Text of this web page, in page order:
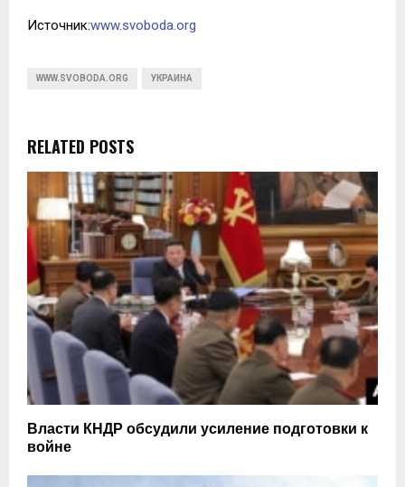
Источник:www.svoboda.org
WWW.SVOBODA.ORG УКРАИНА
RELATED POSTS
Власти КНДР обсудили усиление подготовки к
войне